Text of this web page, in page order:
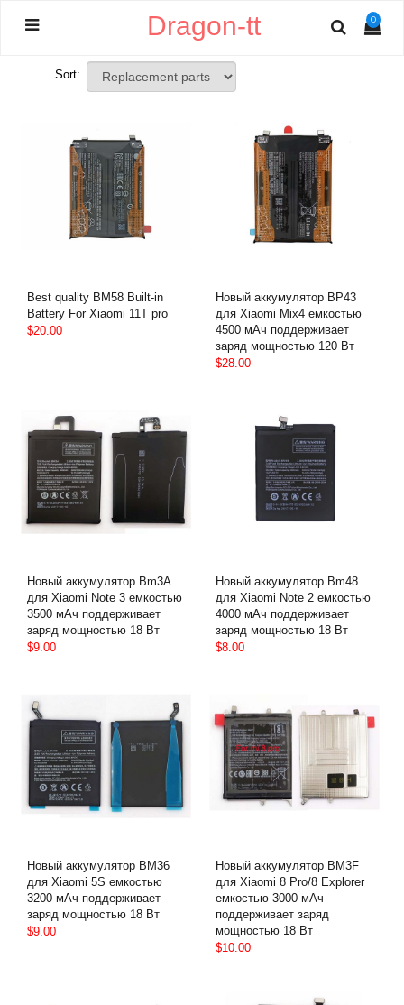
0
Dragon-tt
Sort:
Best quality BM58 Built-in
Battery For Xiaomi 11T pro
$20.00
Новый аккумулятор BP43
для Xiaomi Mix4 емкостью
4500 мАч поддерживает
заряд мощностью 120 Вт
$28.00
Новый аккумулятор Bm3A
для Xiaomi Note 3 емкостью
3500 мАч поддерживает
заряд мощностью 18 Вт
$9.00
Новый аккумулятор Bm48
для Xiaomi Note 2 емкостью
4000 мАч поддерживает
заряд мощностью 18 Вт
$8.00
Новый аккумулятор BM36
для Xiaomi 5S емкостью
3200 мАч поддерживает
заряд мощностью 18 Вт
$9.00
Новый аккумулятор BM3F
для Xiaomi 8 Pro/8 Explorer
емкостью 3000 мАч
поддерживает заряд
мощностью 18 Вт
$10.00